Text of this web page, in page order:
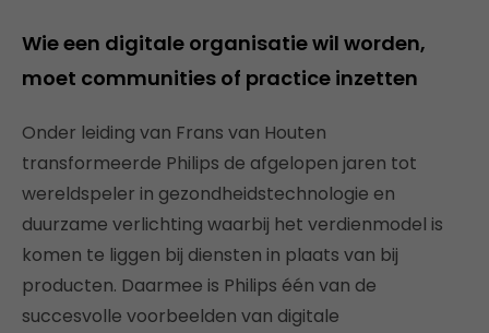
Wie een digitale organisatie wil worden,
moet communities of practice inzetten
Onder leiding van Frans van Houten
transformeerde Philips de afgelopen jaren tot
wereldspeler in gezondheidstechnologie en
duurzame verlichting waarbij het verdienmodel is
komen te liggen bij diensten in plaats van bij
producten. Daarmee is Philips één van de
succesvolle voorbeelden van digitale